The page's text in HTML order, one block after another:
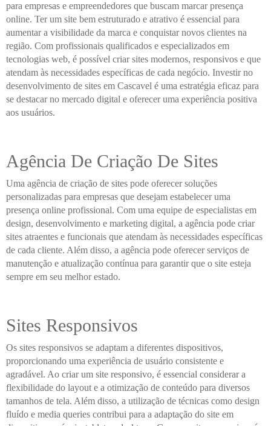
para empresas e empreendedores que buscam marcar presença
online. Ter um site bem estruturado e atrativo é essencial para
aumentar a visibilidade da marca e conquistar novos clientes na
região. Com profissionais qualificados e especializados em
tecnologias web, é possível criar sites modernos, responsivos e que
atendam às necessidades específicas de cada negócio. Investir no
desenvolvimento de sites em Cascavel é uma estratégia eficaz para
se destacar no mercado digital e oferecer uma experiência positiva
aos usuários.
Agência De Criação De Sites
Uma agência de criação de sites pode oferecer soluções
personalizadas para empresas que desejam estabelecer uma
presença online profissional. Com uma equipe de especialistas em
design, desenvolvimento e marketing digital, a agência pode criar
sites atraentes e funcionais que atendam às necessidades específicas
de cada cliente. Além disso, a agência pode oferecer serviços de
manutenção e atualização contínua para garantir que o site esteja
sempre em seu melhor estado.
Sites Responsivos
Os sites responsivos se adaptam a diferentes dispositivos,
proporcionando uma experiência de usuário consistente e
agradável. Ao criar um site responsivo, é essencial considerar a
flexibilidade do layout e a otimização de conteúdo para diversos
tamanhos de tela. Além disso, a utilização de técnicas como design
fluído e media queries contribui para a adaptação do site em